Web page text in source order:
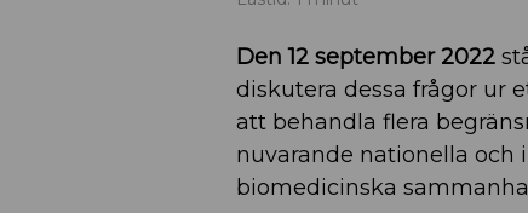
Den 12 september 2022
diskutera dessa frågor ur
att behandla flera
nuvarande nationella och
biomedicinska